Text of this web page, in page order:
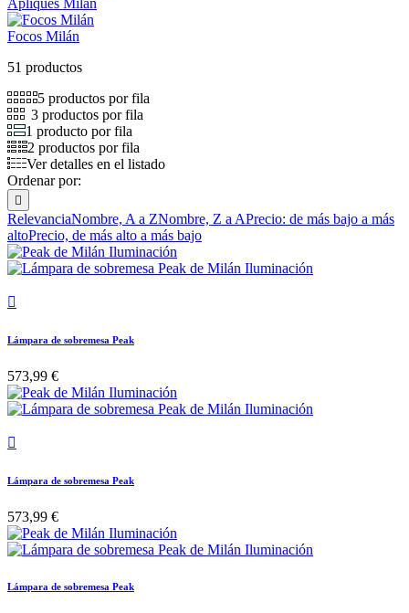
Apliques Milán
Focos Milán
51 productos
5 productos por fila
3 productos por fila
1 producto por fila
2 productos por fila
Ver detalles en el listado
Ordenar por:

RelevanciaNombre, A a ZNombre, Z a APrecio: de más bajo a más
altoPrecio, de más alto a más bajo

Lámpara de sobremesa Peak
573,99 €

Lámpara de sobremesa Peak
573,99 €
Lámpara de sobremesa Peak